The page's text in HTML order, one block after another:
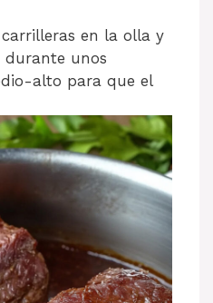
en la olla y
durante unos
alto para que el